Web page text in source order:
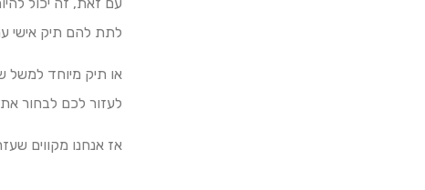
לתת להם תיק אישי
או תיק מיוחד למשל
לעזור לכם לבחור
אז אנחנו מקווים